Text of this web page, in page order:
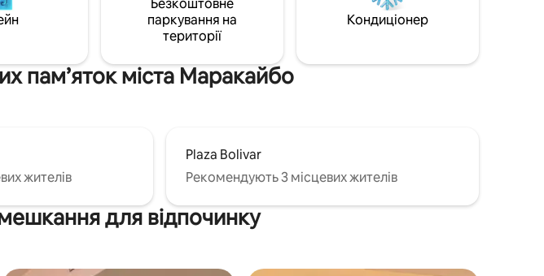
Безкоштовне
паркування на
території
Кондиціонер
пам’яток міста Маракайбо
жителів
Plaza Bolivar
Рекомендують 3 місцевих жителів
для відпочинку